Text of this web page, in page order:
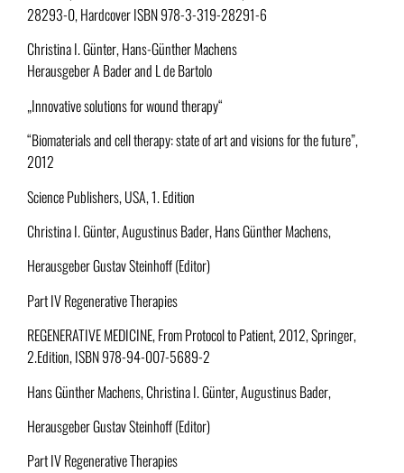
28293-0, Hardcover ISBN 978-3-319-28291-6
Christina I. Günter, Hans-Günther Machens
Herausgeber A Bader and L de Bartolo
„Innovative solutions for wound therapy“
“Biomaterials and cell therapy: state of art and visions for the future”,
2012
Science Publishers, USA, 1.Edition
Christina I. Günter, Augustinus Bader, Hans Günther Machens,
Herausgeber Gustav Steinhoff (Editor)
Part IV Regenerative Therapies
REGENERATIVE MEDICINE, From Protocol to Patient, 2012, Springer,
2.Edition, ISBN 978-94-007-5689-2
Hans Günther Machens, Christina I. Günter, Augustinus Bader,
Herausgeber Gustav Steinhoff (Editor)
Part IV Regenerative Therapies